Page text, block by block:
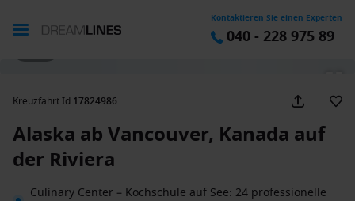
Kontaktieren Sie einen Experten
040 - 228 975 89
Kreuzfahrt Id:17824986
Alaska ab Vancouver, Kanada auf
der Riviera
Culinary Center – Kochschule auf See: 24 professionelle